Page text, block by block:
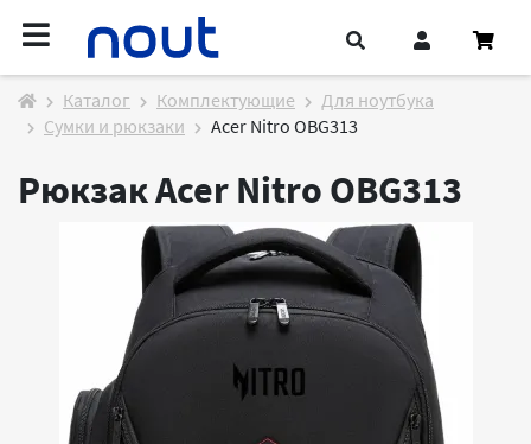
Каталог Комплектующие
Для ноутбука
Сумки и рюкзаки
Acer Nitro OBG313
Рюкзак Acer Nitro OBG313